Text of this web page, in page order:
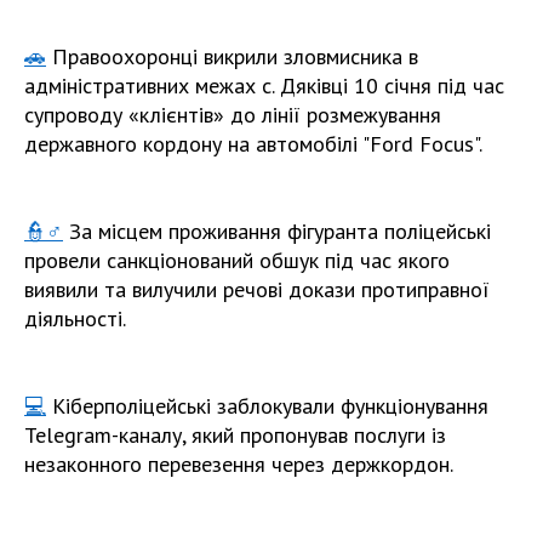
🚗 Правоохоронці викрили зловмисника в
адміністративних межах с. Дяківці 10 січня під час
супроводу «клієнтів» до лінії розмежування
державного кордону на автомобілі "Ford Focus".
👮♂️ За місцем проживання фігуранта поліцейські
провели санкціонований обшук під час якого
виявили та вилучили речові докази протиправної
діяльності.
💻 Кіберполіцейські заблокували функціонування
Telegram-каналу, який пропонував послуги із
незаконного перевезення через держкордон.